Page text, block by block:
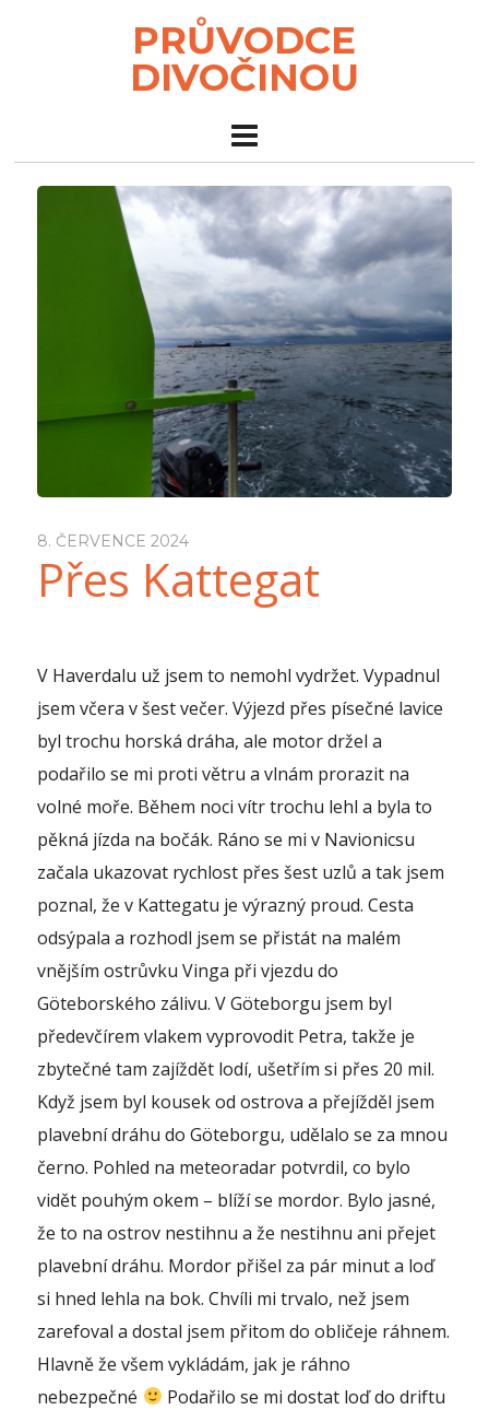
PRŮVODCE
DIVOČINOU
8. ČERVENCE 2024
Přes Kattegat
V Haverdalu už jsem to nemohl vydržet. Vypadnul
jsem včera v šest večer. Výjezd přes písečné lavice
byl trochu horská dráha, ale motor držel a
podařilo se mi proti větru a vlnám prorazit na
volné moře. Během noci vítr trochu lehl a byla to
pěkná jízda na bočák. Ráno se mi v Navionicsu
začala ukazovat rychlost přes šest uzlů a tak jsem
poznal, že v Kattegatu je výrazný proud. Cesta
odsýpala a rozhodl jsem se přistát na malém
vnějším ostrůvku Vinga při vjezdu do
Göteborského zálivu. V Göteborgu jsem byl
předevčírem vlakem vyprovodit Petra, takže je
zbytečné tam zajíždět lodí, ušetřím si přes 20 mil.
Když jsem byl kousek od ostrova a přejížděl jsem
plavební dráhu do Göteborgu, udělalo se za mnou
černo. Pohled na meteoradar potvrdil, co bylo
vidět pouhým okem – blíží se mordor. Bylo jasné,
že to na ostrov nestihnu a že nestihnu ani přejet
plavební dráhu. Mordor přišel za pár minut a loď
si hned lehla na bok. Chvíli mi trvalo, než jsem
zarefoval a dostal jsem přitom do obličeje ráhnem.
Hlavně že všem vykládám, jak je ráhno
nebezpečné
Podařilo se mi dostat loď do driftu